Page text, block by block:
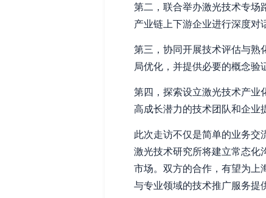
第二，联合举办激光技术专场
产业链上下游企业进行深度对
第三，协同开展技术评估与熟
局优化，并提供必要的概念验
第四，探索设立激光技术产业
高成长潜力的技术团队和企业
此次走访不仅是简单的业务交
激光技术研究所将建立常态化
市场。双方的合作，有望为上
与专业领域的技术推广服务提